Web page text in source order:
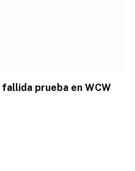
prueba en WCW